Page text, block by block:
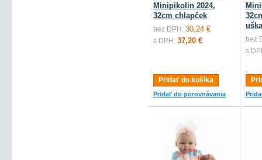
Minipikolin 2024,
32cm chlapček
bez DPH: 30,24 €
s DPH: 37,20 €
Pridať do košíka
Pridať do porovnávania
bez
s